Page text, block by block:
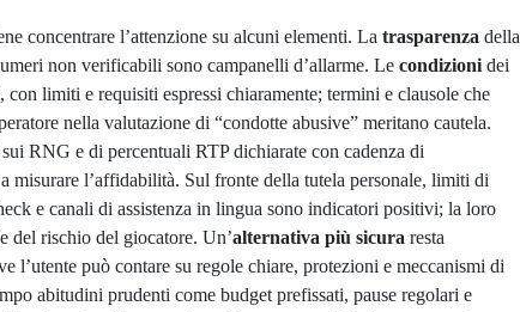
concentrare l’attenzione su alcuni elementi. La trasparenza della
non verificabili sono campanelli d’allarme. Le condizioni dei
limiti e requisiti espressi chiaramente; termini e clausole che
nella valutazione di “condotte abusive” meritano cautela.
RNG e di percentuali RTP dichiarate con cadenza di
misurare l’affidabilità. Sul fronte della tutela personale, limiti di
e canali di assistenza in lingua sono indicatori positivi; la loro
del rischio del giocatore. Un’alternativa più sicura resta
l’utente può contare su regole chiare, protezioni e meccanismi di
abitudini prudenti come budget prefissati, pause regolari e